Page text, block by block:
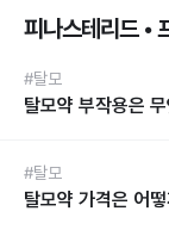
피나스테리드 •
#탈모
탈모약 부작용은
#탈모
탈모약 가격은 어